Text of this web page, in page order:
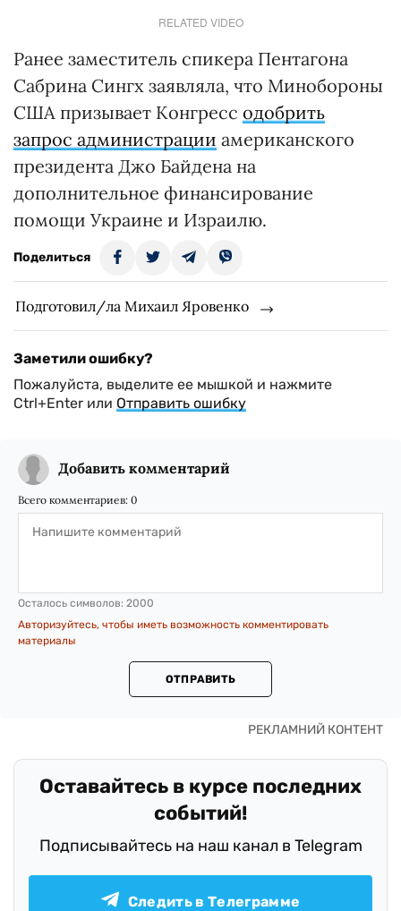
RELATED VIDEO
Ранее заместитель спикера Пентагона
Сабрина Сингх заявляла, что Минобороны
США призывает Конгресс одобрить
запрос администрации американского
президента Джо Байдена на
дополнительное финансирование
помощи Украине и Израилю.
Поделиться
Подготовил/ла Михаил Яровенко
Заметили ошибку?
Пожалуйста, выделите ее мышкой и нажмите
Ctrl+Enter или Отправить ошибку
Добавить комментарий
Всего комментариев: 0
Осталось символов: 2000
Авторизуйтесь, чтобы иметь возможность комментировать
материалы
ОТПРАВИТЬ
Оставайтесь в курсе последних
событий!
Подписывайтесь на наш канал в Telegram
Следить в Телеграмме